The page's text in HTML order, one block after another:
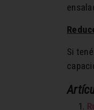
Si